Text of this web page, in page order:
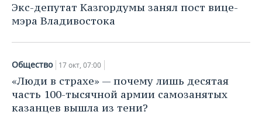
Экс-депутат Казгордумы занял пост вице-
мэра Владивостока
Общество 17 окт, 07:00
«Люди в страхе» — почему лишь десятая
часть 100-тысячной армии самозанятых
казанцев вышла из тени?